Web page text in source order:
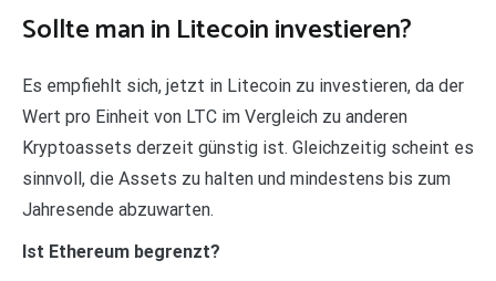
Sollte man in Litecoin investieren?
Es empfiehlt sich, jetzt in Litecoin zu investieren, da der
Wert pro Einheit von LTC im Vergleich zu anderen
Kryptoassets derzeit günstig ist. Gleichzeitig scheint es
sinnvoll, die Assets zu halten und mindestens bis zum
Jahresende abzuwarten.
Ist Ethereum begrenzt?